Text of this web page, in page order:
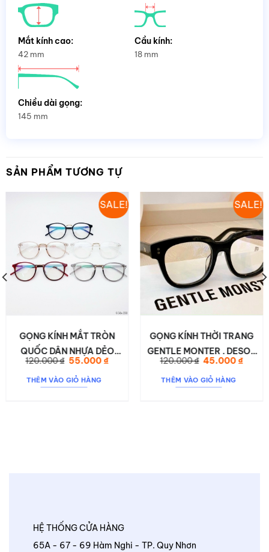
Mắt kính cao:
42 mm
Cầu kính:
18 mm
Chiều dài gọng:
145 mm
SẢN PHẨM TƯƠNG TỰ
SALE!
GỌNG KÍNH MẮT TRÒN
QUỐC DÂN NHỰA DẺO
DESON 209
120.000₫ Giá
là:
120.000 ₫.
55.000₫Giá
THÊM VÀO GIỎ HÀNG
SALE!
GỌNG KÍNH THỜI TRANG
GENTLE MONTER . DESON
WILD WILD
120.000₫ Giá
là:
120.000 ₫.
45.000₫Giá
THÊM VÀO GIỎ HÀNG
HỆ THỐNG CỬA HÀNG
65A - 67 - 69 Hàm Nghi - TP. Quy Nhơn